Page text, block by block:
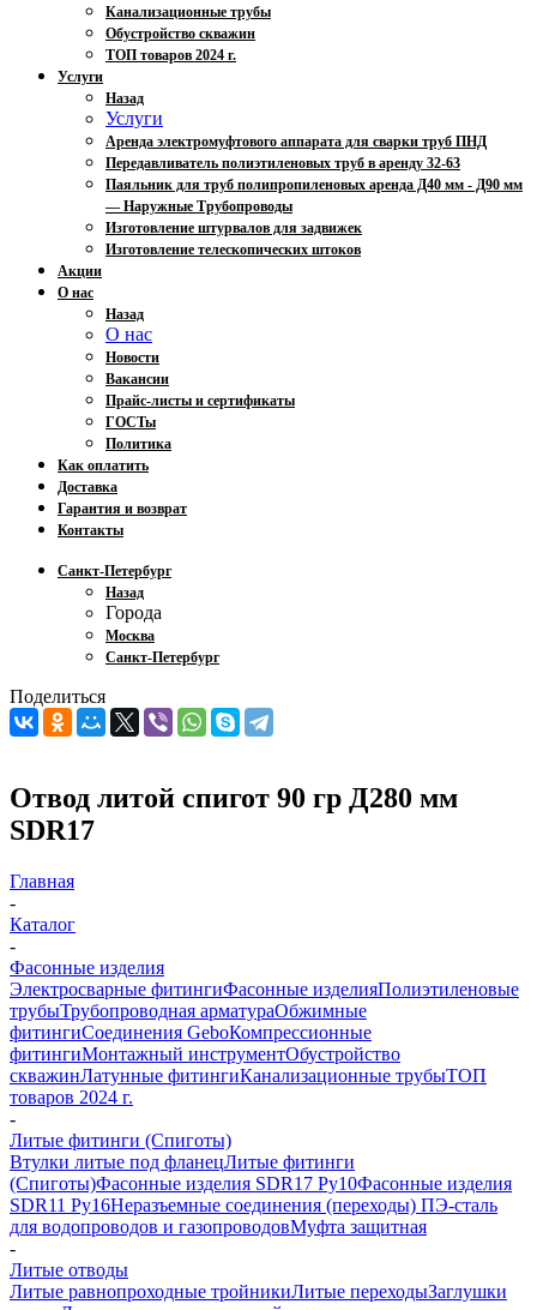
Канализационные трубы
Обустройство скважин
ТОП товаров 2024 г.
Услуги
Назад
Услуги
Аренда электромуфтового аппарата для сварки труб ПНД
Передавливатель полиэтиленовых труб в аренду 32-63
Паяльник для труб полипропиленовых аренда Д40 мм - Д90 мм
— Наружные Трубопроводы
Изготовление штурвалов для задвижек
Изготовление телескопических штоков
Акции
О нас
Назад
О нас
Новости
Вакансии
Прайс-листы и сертификаты
ГОСТы
Политика
Как оплатить
Доставка
Гарантия и возврат
Контакты
Санкт-Петербург
Назад
Города
Москва
Санкт-Петербург
Поделиться
Отвод литой спигот 90 гр Д280 мм
SDR17
Главная
-
Каталог
-
Фасонные изделия
Электросварные фитингиФасонные изделияПолиэтиленовые
трубыТрубопроводная арматураОбжимные
фитингиСоединения GeboКомпрессионные
фитингиМонтажный инструментОбустройство
скважинЛатунные фитингиКанализационные трубыТОП
товаров 2024 г.
-
Литые фитинги (Спиготы)
Втулки литые под фланецЛитые фитинги
(Спиготы)Фасонные изделия SDR17 Ру10Фасонные изделия
SDR11 Ру16Неразъемные соединения (переходы) ПЭ-сталь
для водопроводов и газопроводовМуфта защитная
-
Литые отводы
Литые равнопроходные тройникиЛитые переходыЗаглушки